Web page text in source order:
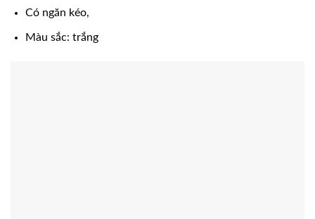
Có ngăn kéo,
Màu sắc: trắng